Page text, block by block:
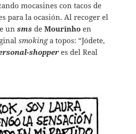
mocasines con tacos de
para la ocasión. Al recoger el
unsmsdeMourinho en
smokinga topos: “Jódete,
shopperes del Real